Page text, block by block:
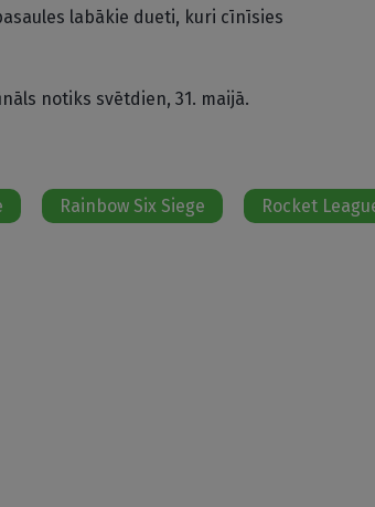
labākie dueti, kuri cīnīsies
notiks svētdien, 31. maijā.
Rainbow Six Siege Rocket